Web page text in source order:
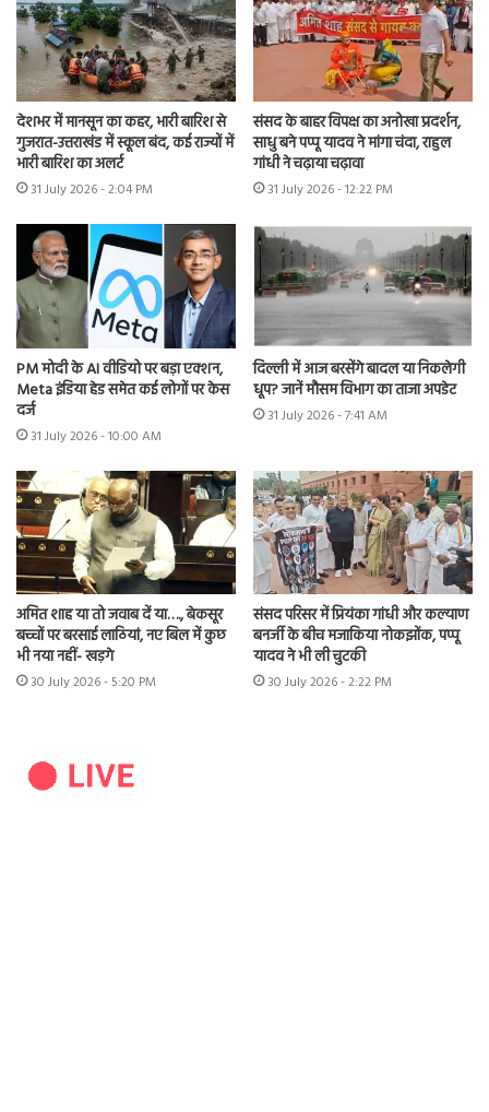
देशभर में मानसून का कहर, भारी बारिश से
गुजरात-उत्तराखंड में स्कूल बंद, कई राज्यों में
भारी बारिश का अलर्ट
31 July 2026 - 2:04 PM
संसद के बाहर विपक्ष का अनोखा प्रदर्शन,
साधु बने पप्पू यादव ने मांगा चंदा, राहुल
गांधी ने चढ़ाया चढ़ावा
31 July 2026 - 12:22 PM
PM मोदी के AI वीडियो पर बड़ा एक्शन,
Meta इंडिया हेड समेत कई लोगों पर केस
दर्ज
31 July 2026 - 10:00 AM
दिल्ली में आज बरसेंगे बादल या निकलेगी
धूप? जानें मौसम विभाग का ताजा अपडेट
31 July 2026 - 7:41 AM
अमित शाह या तो जवाब दें या…., बेकसूर
बच्चों पर बरसाई लाठियां, नए बिल में कुछ
भी नया नहीं- खड़गे
30 July 2026 - 5:20 PM
संसद परिसर में प्रियंका गांधी और कल्याण
बनर्जी के बीच मजाकिया नोकझोंक, पप्पू
यादव ने भी ली चुटकी
30 July 2026 - 2:22 PM